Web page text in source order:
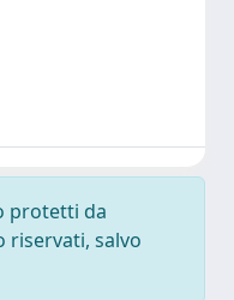
protetti da
salvo